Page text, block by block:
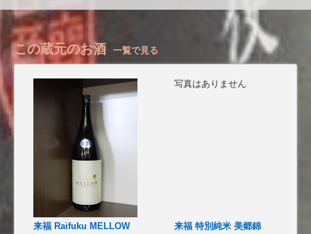
この蔵元のお酒 一覧で見る
来福 Raifuku MELLOW
写真はありません
来福 特別純米 美郷錦